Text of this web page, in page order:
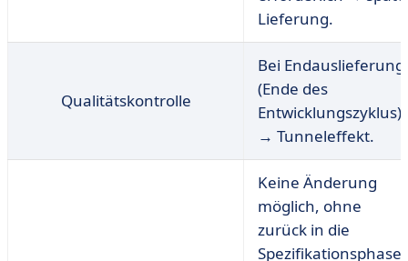
Lieferung.
Qualitätskontrolle
Bei Endauslieferung
(Ende des
Entwicklungszyklus)
→ Tunneleffekt.
Keine Änderung
möglich, ohne
zurück in die
Spezifikationsphase